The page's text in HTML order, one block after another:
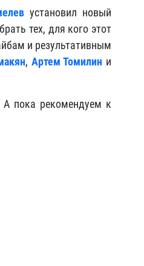
установил новый
тех, для кого этот
и результативным
, Артем Томилин и
А пока рекомендуем к